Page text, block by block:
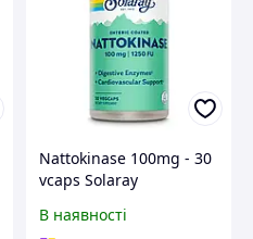
Nattokinase 100mg - 30
vcaps Solaray
В наявності